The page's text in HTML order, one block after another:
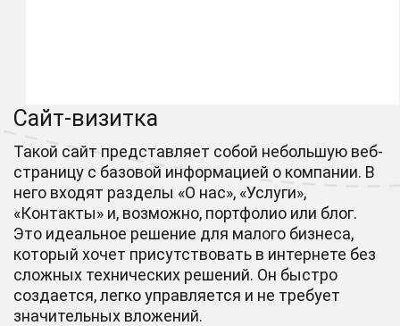
Сайт-визитка
Такой сайт представляет собой небольшую веб-
страницу с базовой информацией о компании. В
него входят разделы «О нас», «Услуги»,
«Контакты» и, возможно, портфолио или блог.
Это идеальное решение для малого бизнеса,
который хочет присутствовать в интернете без
сложных технических решений. Он быстро
создается, легко управляется и не требует
значительных вложений.